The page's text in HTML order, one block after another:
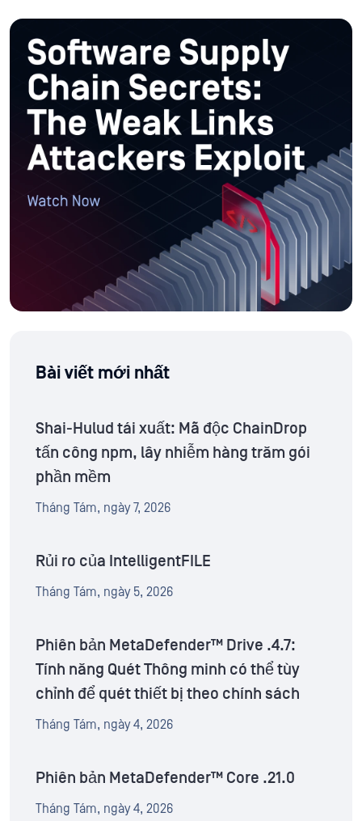
Bài viết mới nhất
Shai-Hulud tái xuất: Mã độc ChainDrop
tấn công npm, lây nhiễm hàng trăm gói
phần mềm
Tháng Tám, ngày 7, 2026
Rủi ro của IntelligentFILE
Tháng Tám, ngày 5, 2026
Phiên bản MetaDefender™ Drive .4.7:
Tính năng Quét Thông minh có thể tùy
chỉnh để quét thiết bị theo chính sách
Tháng Tám, ngày 4, 2026
Phiên bản MetaDefender™ Core .21.0
Tháng Tám, ngày 4, 2026